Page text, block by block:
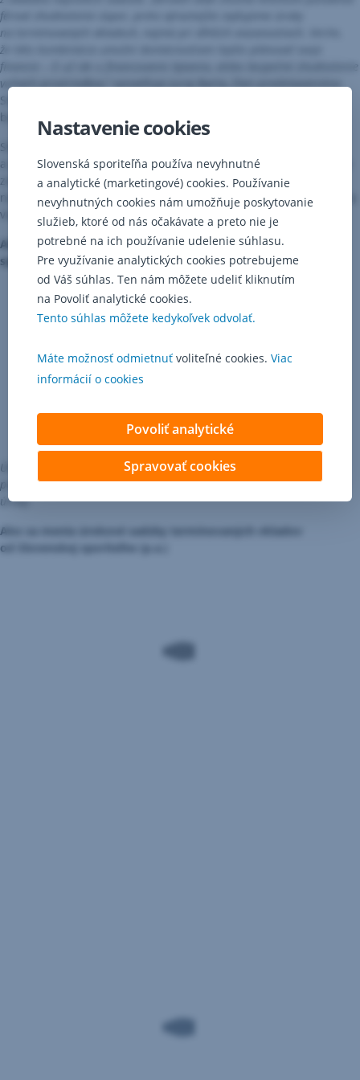
férové zhodnotenie úspor, preto výraznejšie zvyšujeme úroky
na termínovaných vkladoch, najmä pri dlhších viazanostiach. Verím,
že táto kombinácia umožní domácnostiam lepšie plánovať svoje
financie – či už ide o financovanie bývania, alebo bezpečné zhodnotenie
voľných prostriedkov,“vysvetľuje Juraj Barta, člen predstavenstva
Slovenskej sporiteľne, ktorý je zodpovedný za retailové
bankovníctvo.
Slovenská sporiteľňa upravuje sadzby jednoročnej, trojročnej
a päťročnej fixácie úverov na bývanie. Desaťročná a päťnásťročná
zostávajú na rovnakej úrovni. Banka zároveň zvyšuje úroky
na termínovaných vkladoch až do výšky 2,60 % ročne pri trojročnej
viazanosti.
Ako sa menia úrokové sadzby úveru na bývanie od Slovenskej
sporiteľne (p.a.)
Úrokové sadzby pre úvery na bývanie sú platné od 1. apríla 2026
po zohľadnení zvýhodnenia v rámci programu Výhodný súčet – Lepšie
úroky.
Ako sa menia úrokové sadzby termínovaných vkladov
od Slovenskej sporiteľne (p.a.)
Nastavenie cookies
Slovenská sporiteľňa používa nevyhnutné
a analytické (marketingové) cookies. Používanie
nevyhnutných cookies nám umožňuje poskytovanie
služieb, ktoré od nás očakávate a preto nie je
potrebné na ich používanie udelenie súhlasu.
Pre využívanie analytických cookies potrebujeme
od Váš súhlas. Ten nám môžete udeliť kliknutím
na Povoliť analytické cookies.
Tento súhlas môžete kedykoľvek odvolať.
Máte možnosť odmietnuť voliteľné cookies. Viac
informácií o cookies
Povoliť analytické
Spravovať cookies